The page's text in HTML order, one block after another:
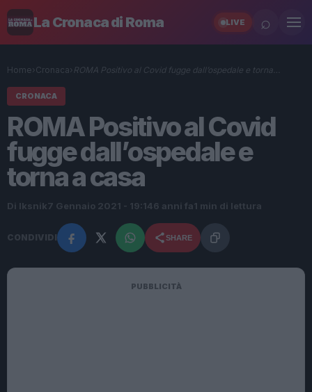
La Cronaca di Roma LIVE ⌕
Home› Cronaca› ROMA Positivo al Covid fugge dall’ospedale e torna…
CRONACA
ROMA Positivo al Covid
fugge dall’ospedale e
torna a casa
Di Iksnik7 Gennaio 2021 - 19:146 anni fa 1 min di lettura
CONDIVIDI SHARE
PUBBLICITÀ